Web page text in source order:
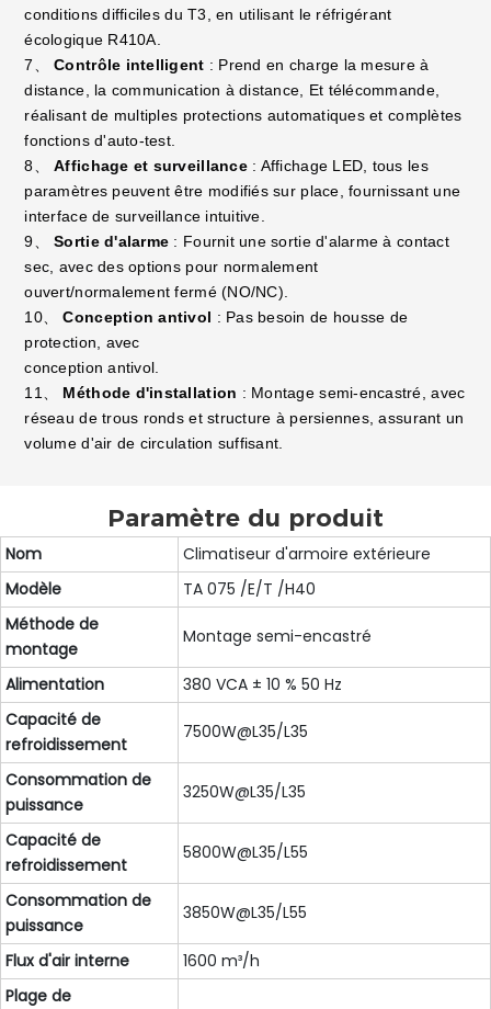
conditions difficiles du T3, en utilisant le réfrigérant
écologique R410A.
7、Contrôle intelligent : Prend en charge la mesure à
distance, la communication à distance, Et télécommande,
réalisant de multiples protections automatiques et complètes
fonctions d'auto-test.
8、Affichage et surveillance : Affichage LED, tous les
paramètres peuvent être modifiés sur place, fournissant une
interface de surveillance intuitive.
9、Sortie d'alarme : Fournit une sortie d'alarme à contact
sec, avec des options pour normalement
ouvert/normalement fermé (NO/NC).
10、Conception antivol : Pas besoin de housse de
protection, avec
conception antivol.
11、 Méthode d'installation : Montage semi-encastré, avec
réseau de trous ronds et structure à persiennes, assurant un
volume d'air de circulation suffisant.
Paramètre du produit
Nom
Climatiseur d'armoire extérieure
Modèle
TA 075 /E/T /H40
Méthode de
montage
Montage semi-encastré
Alimentation
380 VCA ± 10 % 50 Hz
Capacité de
refroidissement
7500W@L35/L35
Consommation de
puissance
3250W@L35/L35
Capacité de
refroidissement
5800W@L35/L55
Consommation de
puissance
3850W@L35/L55
Flux d'air interne
1600 m³/h
Plage de